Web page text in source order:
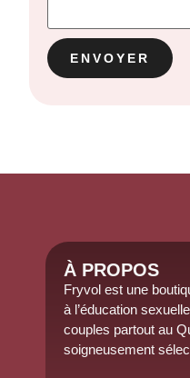
À PROPOS
Fryvol est une
à l’éducation
couples partout au
soigneusement